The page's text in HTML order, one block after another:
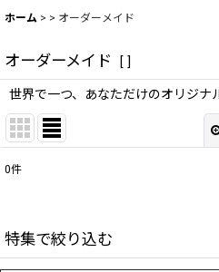
ホーム > > オーダーメイド
オーダーメイド [ ]
世界で一つ、あなただけのオリジナ
並び順:
0件
特集で絞り込む